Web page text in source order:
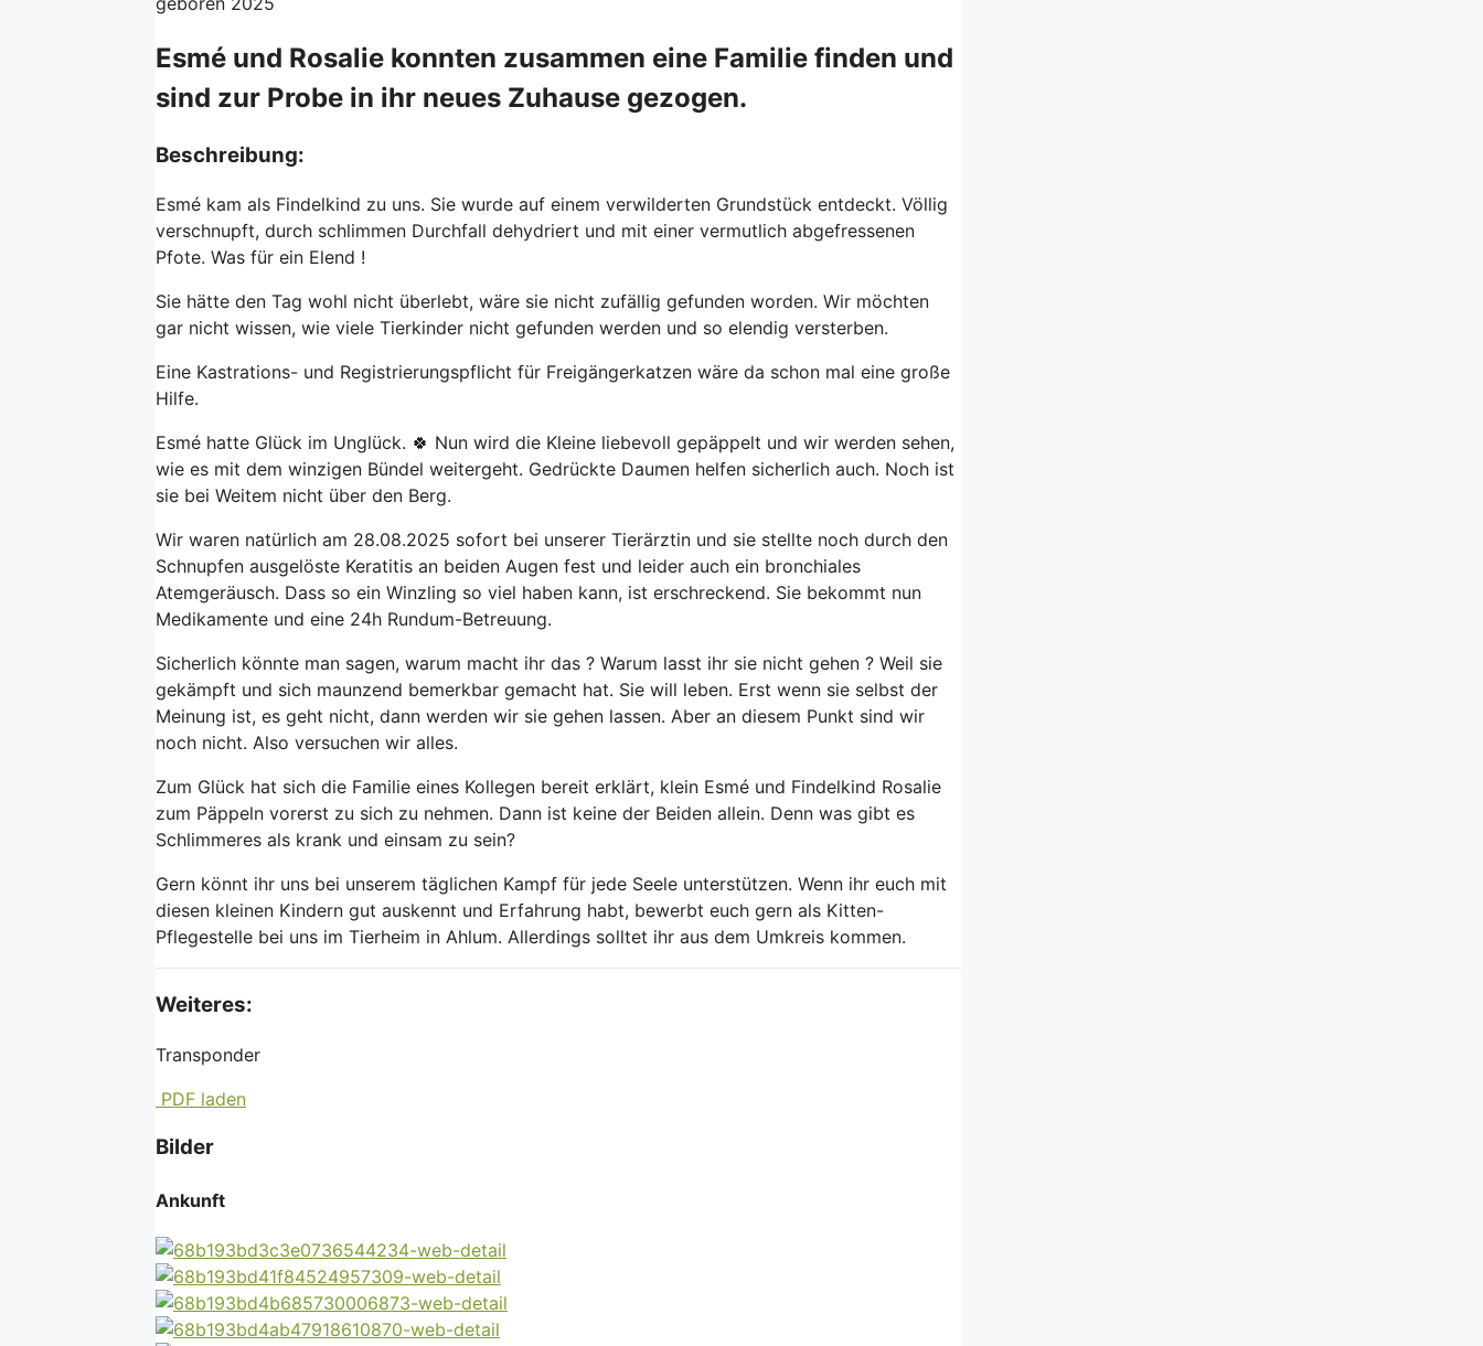
Esmé und Rosalie konnten zusammen eine Familie finden und
sind zur Probe in ihr neues Zuhause gezogen.
Beschreibung:
Esmé kam als Findelkind zu uns. Sie wurde auf einem verwilderten Grundstück entdeckt. Völlig
verschnupft, durch schlimmen Durchfall dehydriert und mit einer vermutlich abgefressenen
Pfote. Was für ein Elend !
Sie hätte den Tag wohl nicht überlebt, wäre sie nicht zufällig gefunden worden. Wir möchten
gar nicht wissen, wie viele Tierkinder nicht gefunden werden und so elendig versterben.
Eine Kastrations- und Registrierungspflicht für Freigängerkatzen wäre da schon mal eine große
Hilfe.
Esmé hatte Glück im Unglück. 🍀 Nun wird die Kleine liebevoll gepäppelt und wir werden sehen,
wie es mit dem winzigen Bündel weitergeht. Gedrückte Daumen helfen sicherlich auch. Noch ist
sie bei Weitem nicht über den Berg.
Wir waren natürlich am 28.08.2025 sofort bei unserer Tierärztin und sie stellte noch durch den
Schnupfen ausgelöste Keratitis an beiden Augen fest und leider auch ein bronchiales
Atemgeräusch. Dass so ein Winzling so viel haben kann, ist erschreckend. Sie bekommt nun
Medikamente und eine 24h Rundum-Betreuung.
Sicherlich könnte man sagen, warum macht ihr das ? Warum lasst ihr sie nicht gehen ? Weil sie
gekämpft und sich maunzend bemerkbar gemacht hat. Sie will leben. Erst wenn sie selbst der
Meinung ist, es geht nicht, dann werden wir sie gehen lassen. Aber an diesem Punkt sind wir
noch nicht. Also versuchen wir alles.
Zum Glück hat sich die Familie eines Kollegen bereit erklärt, klein Esmé und Findelkind Rosalie
zum Päppeln vorerst zu sich zu nehmen. Dann ist keine der Beiden allein. Denn was gibt es
Schlimmeres als krank und einsam zu sein?
Gern könnt ihr uns bei unserem täglichen Kampf für jede Seele unterstützen. Wenn ihr euch mit
diesen kleinen Kindern gut auskennt und Erfahrung habt, bewerbt euch gern als Kitten-
Pflegestelle bei uns im Tierheim in Ahlum. Allerdings solltet ihr aus dem Umkreis kommen.
Weiteres:
Transponder
PDF laden
Bilder
Ankunft